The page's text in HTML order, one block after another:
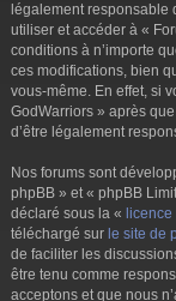
légalement responsable
utiliser et accéder à «
conditions à n’importe
ces modifications, bien
vous-même. En effet, si
GodWarriors » après
d’être légalement
Nos forums sont
phpBB » et « phpBB
déclaré sous la «
téléchargé sur le site de
de faciliter les
être tenu comme
acceptons et que nous